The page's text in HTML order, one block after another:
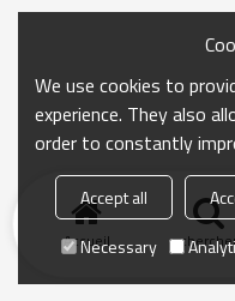
Accueil
We use cookies to
experience. They also
order to constantly
Accept all
Necessary